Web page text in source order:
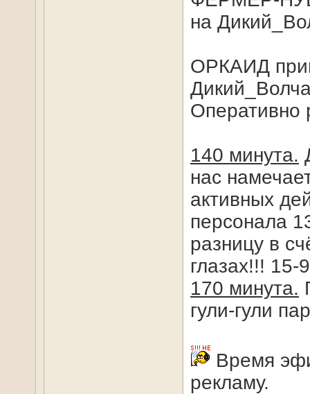
на
ОРКАИД
Оперативно
140 минута.
нас
активных
персонала
разницу в
глазах!!! 15-9
170 минута.
гули-гули
Время
рекламу.